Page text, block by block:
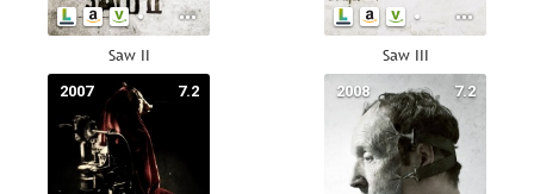
Saw II Saw III
7.2
2007 7.2
2008